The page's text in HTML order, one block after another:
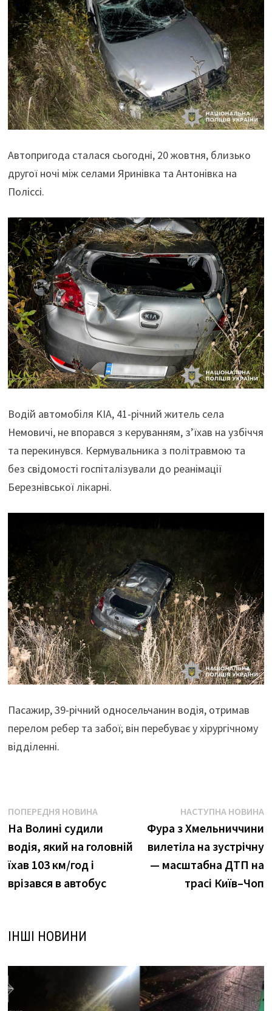
Автопригода сталася сьогодні, 20 жовтня, близько
другої ночі між селами Яринівка та Антонівка на
Поліссі.
Водій автомобіля KIA, 41-річний житель села
Немовичі, не впорався з керуванням, з’їхав на узбіччя
та перекинувся. Кермувальника з політравмою та
без свідомості госпіталізували до реанімації
Березнівської лікарні.
Пасажир, 39-річний односельчанин водія, отримав
перелом ребер та забої; він перебуває у хірургічному
відділенні.
Навігація
записів
ПОПЕРЕДНЯ НОВИНАПопередня
новина:
На Волині судили
водія, який на головній
їхав 103 км/год і
врізався в автобус
НАСТУПНА НОВИНА
Фура з Хмельниччини
вилетіла на зустрічну
— масштабна ДТП на
трасі Київ–Чоп
ІНШІ НОВИНИ